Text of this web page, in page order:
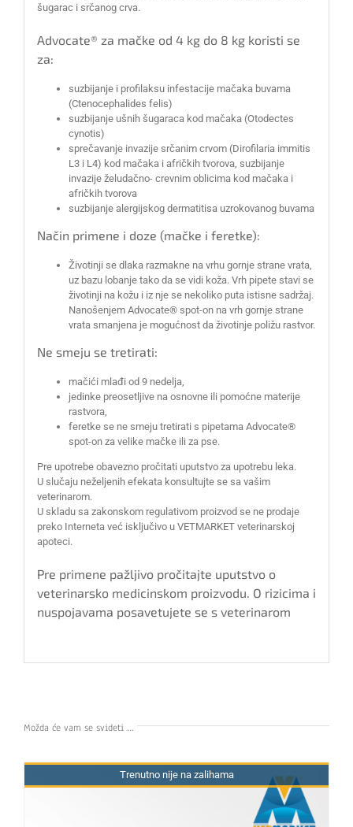
šugarac i srčanog crva.
Advocate® za mačke od 4 kg do 8 kg koristi se
za:
suzbijanje i profilaksu infestacije mačaka buvama
(Ctenocephalides felis)
suzbijanje ušnih šugaraca kod mačaka (Otodectes
cynotis)
sprečavanje invazije srčanim crvom (Dirofilaria immitis
L3 i L4) kod mačaka i afričkih tvorova, suzbijanje
invazije želudačno- crevnim oblicima kod mačaka i
afričkih tvorova
suzbijanje alergijskog dermatitisa uzrokovanog buvama
Način primene i doze (mačke i feretke):
Životinji se dlaka razmakne na vrhu gornje strane vrata,
uz bazu lobanje tako da se vidi koža. Vrh pipete stavi se
životinji na kožu i iz nje se nekoliko puta istisne sadržaj.
Nanošenjem Advocate® spot-on na vrh gornje strane
vrata smanjena je mogućnost da životinje poližu rastvor.
Ne smeju se tretirati:
mačići mlađi od 9 nedelja,
jedinke preosetljive na osnovne ili pomoćne materije
rastvora,
feretke se ne smeju tretirati s pipetama Advocate®
spot-on za velike mačke ili za pse.
Pre upotrebe obavezno pročitati uputstvo za upotrebu leka.
U slučaju neželjenih efekata konsultujte se sa vašim
veterinarom.
U skladu sa zakonskom regulativom proizvod se ne prodaje
preko Interneta već isključivo u VETMARKET veterinarskoj
apoteci.
Pre primene pažljivo pročitajte uputstvo o
veterinarsko medicinskom proizvodu. O rizicima i
nuspojavama posavetujete se s veterinarom
Možda će vam se svideti …
Trenutno nije na zalihama